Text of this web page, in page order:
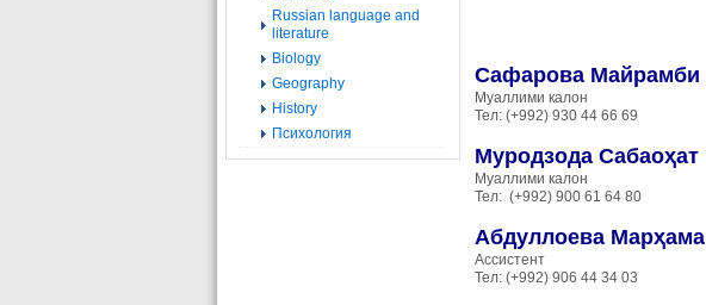
Russian language and
literature
Biology
Geography
History
Психология
Сафарова Майрамби
Муаллими калон
Тел: (+992) 930 44 66 69
Муродзода Сабаоҳат
Муаллими калон
Тел: (+992) 900 61 64 80
Абдуллоева Марҳама
Ассистент
Тел: (+992) 906 44 34 03